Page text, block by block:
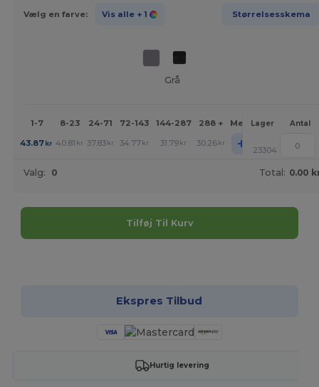
Vælg en farve: Vis alle + 1 Størrelsesskema
Grå
1-7 8-23 24-71 72-143 144-287 288 + MereLager Antal
43.87kr 40.81 kr 37.83 kr 34.77 kr 31.79 kr 30.26 kr + 23304
Valg: 0 Total: 0.00
Tilføj Til Kurv
Ekspres Tilbud
Hurtig levering